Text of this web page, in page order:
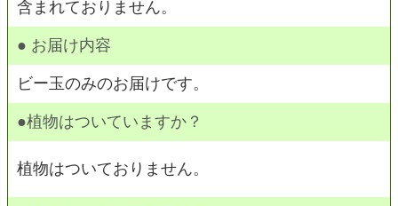
含まれておりません。
● お届け内容
ビー玉のみのお届けです。
●植物はついていますか？
植物はついておりません。